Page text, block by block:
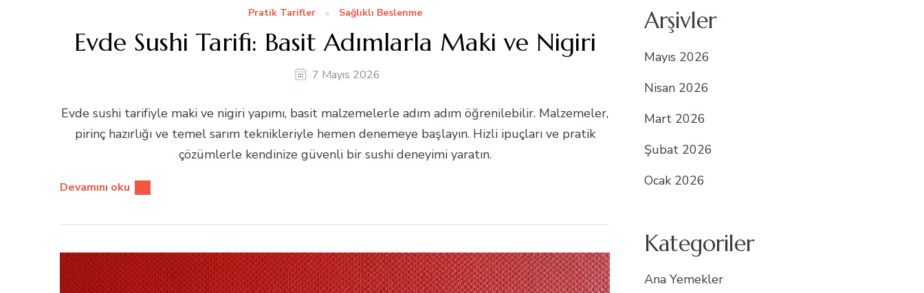
Pratik Tarifler Sağlıklı Beslenme
Evde Sushi Tarifi: Basit Adımlarla Maki ve Nigiri
7 Mayıs 2026
Evde sushi tarifiyle maki ve nigiri yapımı, basit malzemelerle adım adım öğrenilebilir. Malzemeler,
pirinç hazırlığı ve temel sarım teknikleriyle hemen denemeye başlayın. Hizli ipuçları ve pratik
çözümlerle kendinize güvenli bir sushi deneyimi yaratın.
Devamını oku
Arşivler
Mayıs 2026
Nisan 2026
Mart 2026
Şubat 2026
Ocak 2026
Kategoriler
Ana Yemekler